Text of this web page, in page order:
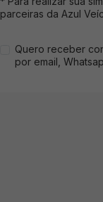
parceiras da Azul
Quero receber
por email,